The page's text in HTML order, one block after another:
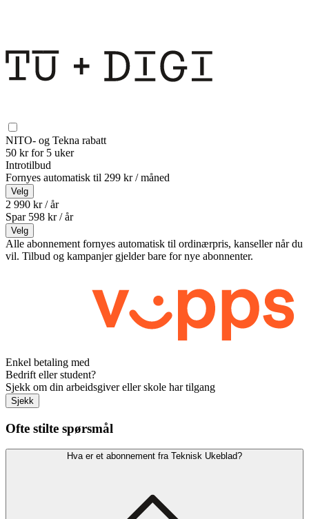
NITO- og Tekna rabatt
50 kr for 5 uker
Introtilbud
Fornyes automatisk til 299 kr / måned
Velg
2 990 kr / år
Spar 598 kr /år
Velg
Alle abonnement fornyes automatisk til ordinærpris, kanseller når du
vil. Tilbud og kampanjer gjelder bare for nye abonnenter.
Enkel betaling med
Bedrift eller student?
Sjekk om din arbeidsgiver eller skole har tilgang
Sjekk
Ofte stilte spørsmål
Hva er et abonnement fra Teknisk Ukeblad?